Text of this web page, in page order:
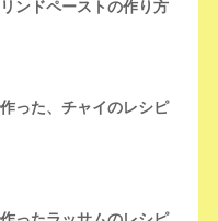
ンドペーストの作り方
った、チャイのレシピ